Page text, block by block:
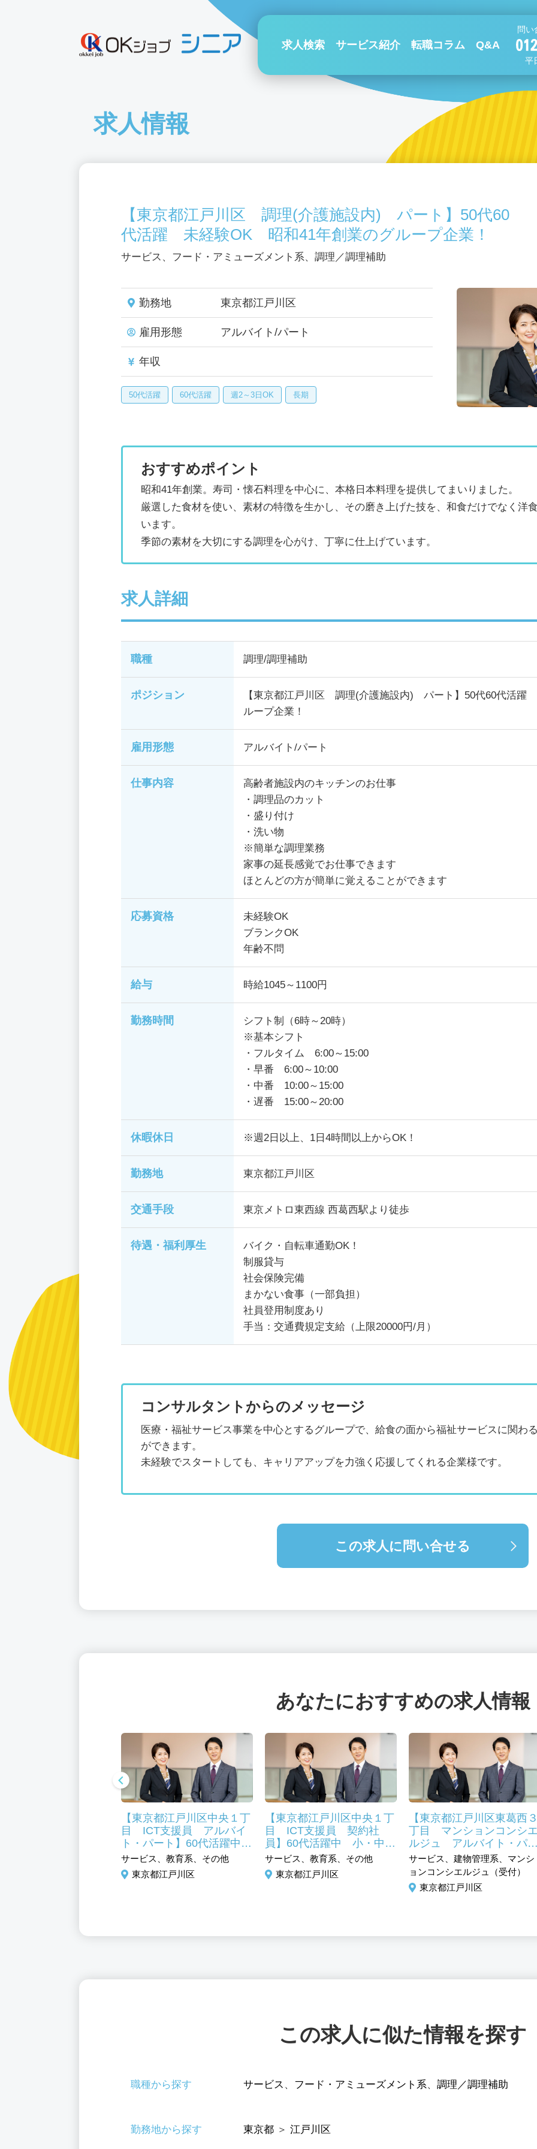
求人検索 サービス紹介 転職コラム Q&A
問い
平
求人情報
【東京都江戸川区 調理(介護施設内) パート】50代60
代活躍 未経験OK 昭和41年創業のグループ企業！
サービス、フード・アミューズメント系、調理／調理補助
勤務地 東京都江戸川区
雇用形態 アルバイト/パート
年収
50代活躍 60代活躍 週2～3日OK 長期
おすすめポイント
昭和41年創業。寿司・懐石料理を中心に、本格日本料理を提供してまいりました。
厳選した食材を使い、素材の特徴を生かし、その磨き上げた技を、和食だけでなく洋
います。
季節の素材を大切にする調理を心がけ、丁寧に仕上げています。
求人詳細
職種 調理/調理補助
ポジション
【東京都江戸川区 調理(介護施設内) パート】50代60代活
ループ企業！
雇用形態 アルバイト/パート
仕事内容
高齢者施設内のキッチンのお仕事
・調理品のカット
・盛り付け
・洗い物
※簡単な調理業務
家事の延長感覚でお仕事できます
ほとんどの方が簡単に覚えることができます
応募資格
未経験OK
ブランクOK
年齢不問
給与 時給1045～1100円
勤務時間
シフト制（6時～20時）
※基本シフト
・フルタイム 6:00～15:00
・早番 6:00～10:00
・中番 10:00～15:00
・遅番 15:00～20:00
休暇休日 ※週2日以上、1日4時間以上からOK！
勤務地 東京都江戸川区
交通手段 東京メトロ東西線 西葛西駅より徒歩
待遇・福利厚生
バイク・自転車通勤OK！
制服貸与
社会保険完備
まかない食事（一部負担）
社員登用制度あり
手当：交通費規定支給（上限20000円/月）
コンサルタントからのメッセージ
医療・福祉サービス事業を中心とするグループで、給食の面から福祉サービスに関わ
ができます。
未経験でスタートしても、キャリアアップを力強く応援してくれる企業様です。
この求人に問い合せる
あなたにおすすめの求人情報
【東京都江戸川区中央１丁
目 ICT支援員 アルバイ
ト・パート】60代活躍中
小・中学校のＰＣを使った
授業サポート 未経験歓迎
サービス、教育系、その他
東京都江戸川区
【東京都江戸川区中央１丁
目 ICT支援員 契約社
員】60代活躍中 小・中学
校のＰＣを使った授業サポ
ート 未経験歓迎
サービス、教育系、その他
東京都江戸川区
【東京都江戸川区東葛西
丁目 マンションコンシ
ルジュ アルバイト・パ
ト】50代未経験活躍中
ンションコンシェルジュ
サービス、建物管理系、マンシ
ョンコンシエルジュ（受付）
東京都江戸川区
この求人に似た情報を探す
職種から探す サービス 、 フード・アミューズメント系、 調理／調理補助
勤務地から探す 東京都 ＞ 江戸川区